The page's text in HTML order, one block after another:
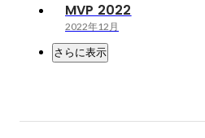
MVP 2022
2022年12月
さらに表示